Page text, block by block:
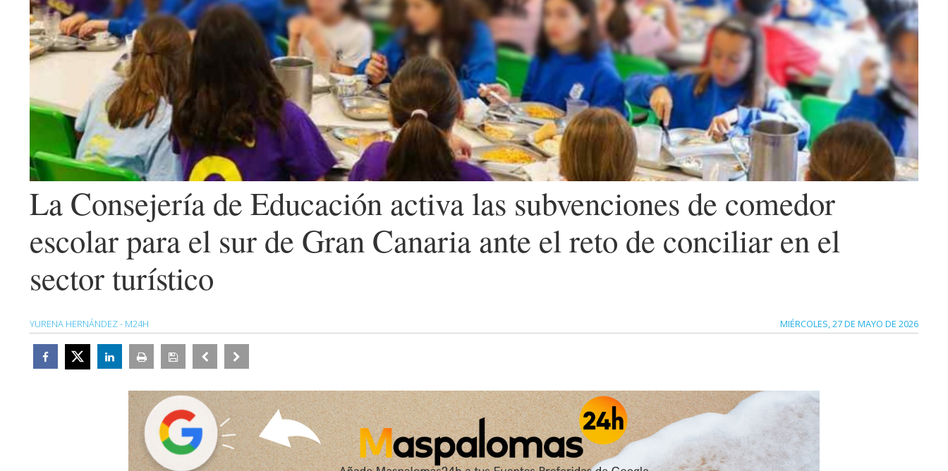
La Consejería de Educación activa las subvenciones de comedor
escolar para el sur de Gran Canaria ante el reto de conciliar en el
sector turístico
YURENA HERNÁNDEZ - M24H MIÉRCOLES, 27 DE MAYO DE 2026